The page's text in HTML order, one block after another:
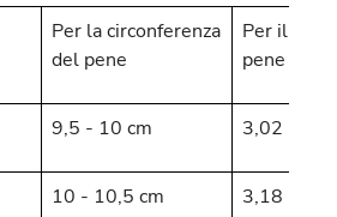
Per la circonferenza
del pene
Per il
pene
9,5 - 10 cm 3,02 -
10 - 10,5 cm 3,18 -